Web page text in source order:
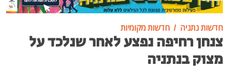
חדשות נתניה חדשות מקומיות
צנחן רחיפה נפצע לאחר שנלכד על
מצוק בנתניה